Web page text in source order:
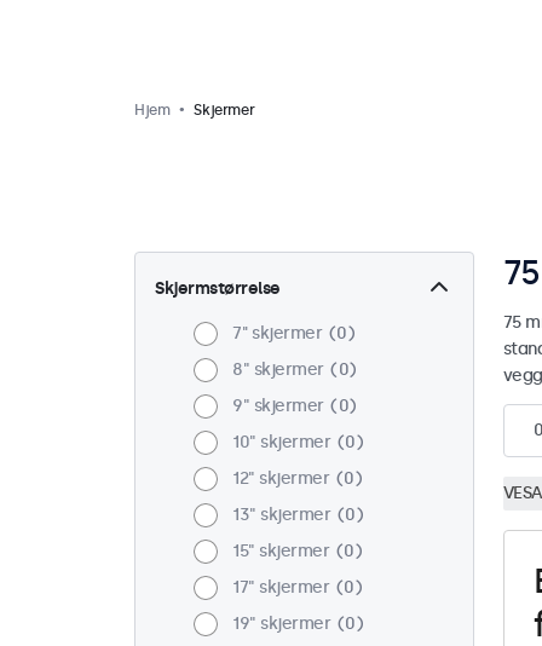
Hjem Skjermer
Skjermstørrelse
7'' skjermer
0
8" skjermer
0
9" skjermer
0
10" skjermer
0
12" skjermer
0
13" skjermer
0
15" skjermer
0
17" skjermer
0
19" skjermer
0
75
0